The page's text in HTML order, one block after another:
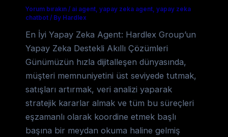
Yorum bırakın / ai agent, yapay zeka agent, yapay zeka
chatbot/ By Hardlex
En İyi Yapay Zeka Agent: Hardlex Group’un
Yapay Zeka Destekli Akıllı Çözümleri
Günümüzün hızla dijitalleşen dünyasında,
müşteri memnuniyetini üst seviyede tutmak,
satışları artırmak, veri analizi yaparak
stratejik kararlar almak ve tüm bu süreçleri
eşzamanlı olarak koordine etmek başlı
başına bir meydan okuma haline gelmiş